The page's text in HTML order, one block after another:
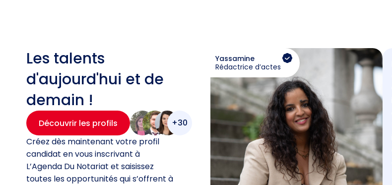
Les talents
d'aujourd'hui et de
demain !
Découvrir les profils
+30
Créez dès maintenant votre profil
candidat en vous inscrivant à
L’Agenda Du Notariat et saisissez
toutes les opportunités qui s’offrent à
Yassamine
Rédactrice d’actes